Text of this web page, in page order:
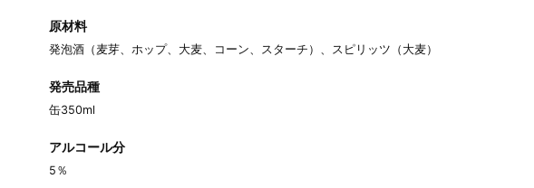
原材料
発泡酒（麦芽、ホップ、大麦、コーン、スターチ）、スピリッツ（大麦）
発売品種
缶350ml
アルコール分
5％